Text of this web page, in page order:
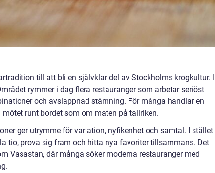
till att bli en självklar del av Stockholms krogkultur. I
rymmer i dag flera restauranger som arbetar seriöst
och avslappnad stämning. För många handlar en
mötet runt bordet som om maten på tallriken.
ger utrymme för variation, nyfikenhet och samtal. I stället
tio, prova sig fram och hitta nya favoriter tillsammans. Det
Vasastan, där många söker moderna restauranger med